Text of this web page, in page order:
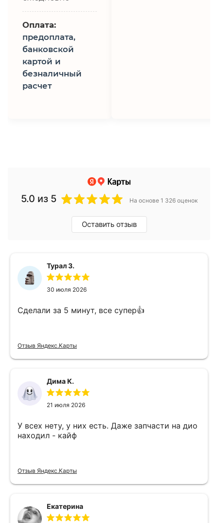
Оплата:
предоплата,
банковской
картой и
безналичный
расчет
5.0 из 5 На основе 1 326 оценок
Оставить отзыв
Турал З.
30 июля 2026
Сделали за 5 минут, все супер👍
Отзыв Яндекс.Карты
Дима К.
21 июля 2026
У всех нету, у них есть. Даже запчасти на дио
находил - кайф
Отзыв Яндекс.Карты
Екатерина